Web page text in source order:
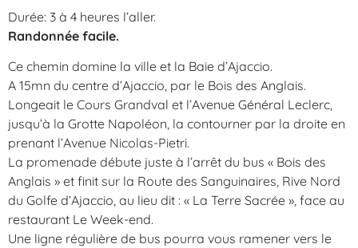
Durée: 3 à 4 heures l’aller.
Randonnée facile.
Ce chemin domine la ville et la Baie d’Ajaccio.
A 15mn du centre d’Ajaccio, par le Bois des Anglais.
Longeait le Cours Grandval et l’Avenue Général Leclerc,
jusqu’à la Grotte Napoléon, la contourner par la droite en
prenant l’Avenue Nicolas-Pietri.
La promenade débute juste à l’arrêt du bus « Bois des
Anglais » et finit sur la Route des Sanguinaires, Rive Nord
du Golfe d’Ajaccio, au lieu dit : « La Terre Sacrée », face au
restaurant Le Week-end.
Une ligne régulière de bus pourra vous ramener vers le